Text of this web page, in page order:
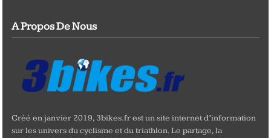
A Propos De Nous
Créé en janvier 2019, 3bikes.fr est un site internet d’information
sur les univers du cyclisme et du triathlon. Le partage, la